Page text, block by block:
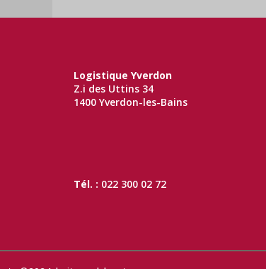
Logistique Yverdon
Z.i des Uttins 34
1400 Yverdon-les-Bains
Tél. : 022 300 02 72